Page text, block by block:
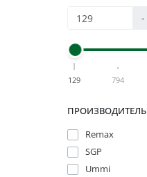
-
129 794
ПРОИЗВОДИТЕЛЬ
Remax
SGP
Ummi